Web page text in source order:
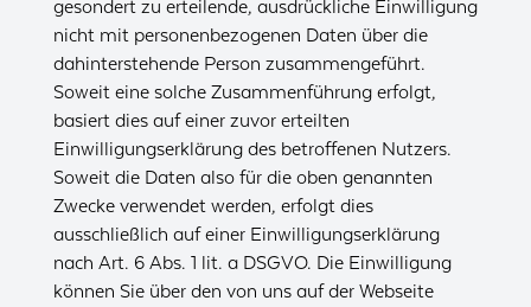
gesondert zu erteilende, ausdrückliche Einwilligung
nicht mit personenbezogenen Daten über die
dahinterstehende Person zusammengeführt.
Soweit eine solche Zusammenführung erfolgt,
basiert dies auf einer zuvor erteilten
Einwilligungserklärung des betroffenen Nutzers.
Soweit die Daten also für die oben genannten
Zwecke verwendet werden, erfolgt dies
ausschließlich auf einer Einwilligungserklärung
nach Art. 6 Abs. 1 lit. a DSGVO. Die Einwilligung
können Sie über den von uns auf der Webseite